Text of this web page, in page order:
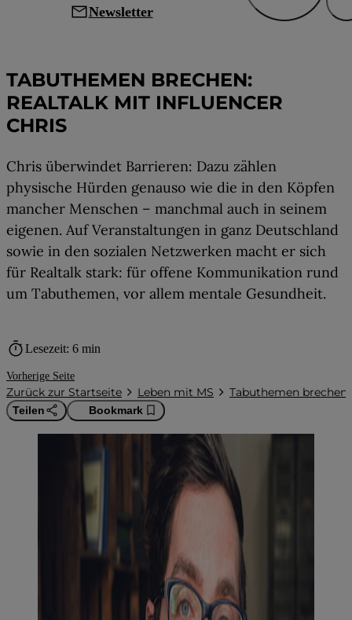
mailNewsletter
TABUTHEMEN BRECHEN:
REALTALK MIT INFLUENCER
CHRIS
Chris überwindet Barrieren: Dazu zählen
physische Hürden genauso wie die in den Köpfen
mancher Menschen – manchmal auch in seinem
eigenen. Auf Veranstaltungen in ganz Deutschland
sowie in den sozialen Netzwerken macht er sich
für Realtalk stark: für offene Kommunikation rund
um Tabuthemen, vor allem mentale Gesundheit.
timerLesezeit: 6 min
Vorherige Seite
Zurück zur Startseite Leben mit MS Tabuthemen
Teilen Bookmark